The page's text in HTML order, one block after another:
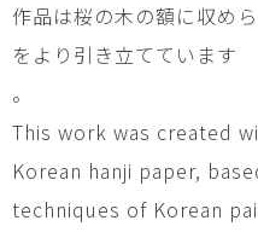
作品は桜の木の額に収め
をより引き立てています
。
This work was created
Korean hanji paper,
techniques of Korean